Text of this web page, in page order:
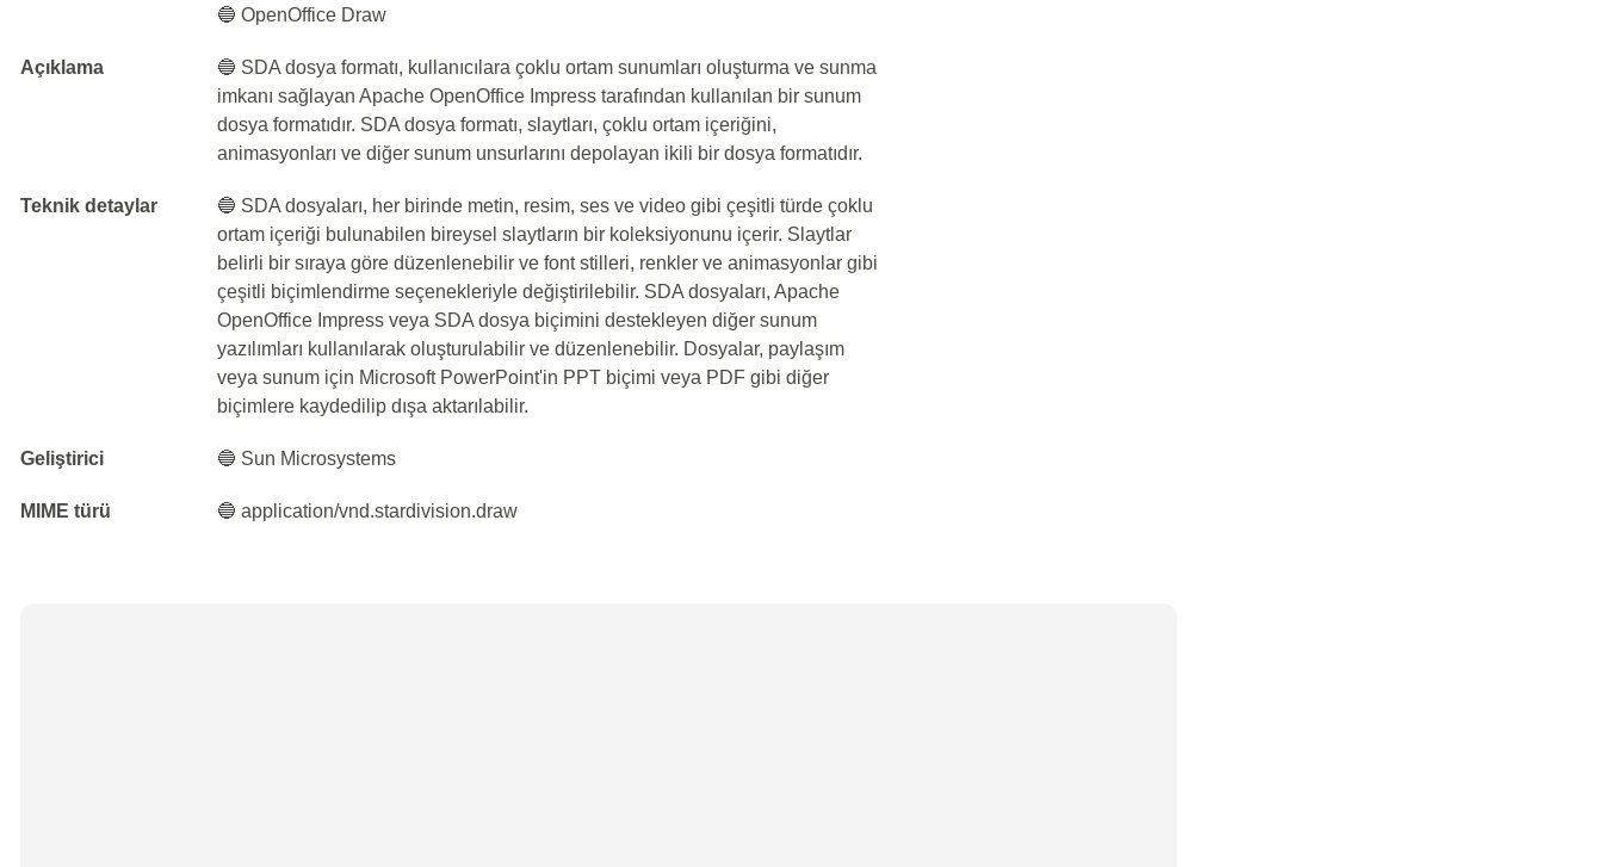
🔵 OpenOffice Draw
Açıklama
🔵 SDA dosya formatı, kullanıcılara çoklu ortam sunumları oluşturma ve sunma
imkanı sağlayan Apache OpenOffice Impress tarafından kullanılan bir sunum
dosya formatıdır. SDA dosya formatı, slaytları, çoklu ortam içeriğini,
animasyonları ve diğer sunum unsurlarını depolayan ikili bir dosya formatıdır.
Teknik detaylar
🔵 SDA dosyaları, her birinde metin, resim, ses ve video gibi çeşitli türde çoklu
ortam içeriği bulunabilen bireysel slaytların bir koleksiyonunu içerir. Slaytlar
belirli bir sıraya göre düzenlenebilir ve font stilleri, renkler ve animasyonlar gibi
çeşitli biçimlendirme seçenekleriyle değiştirilebilir. SDA dosyaları, Apache
OpenOffice Impress veya SDA dosya biçimini destekleyen diğer sunum
yazılımları kullanılarak oluşturulabilir ve düzenlenebilir. Dosyalar, paylaşım
veya sunum için Microsoft PowerPoint'in PPT biçimi veya PDF gibi diğer
biçimlere kaydedilip dışa aktarılabilir.
Geliştirici 🔵 Sun Microsystems
MIME türü 🔵 application/vnd.stardivision.draw